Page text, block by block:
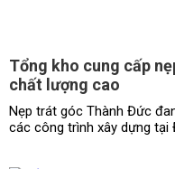
Tổng kho cung cấp
chất lượng cao
Nẹp trát góc Thành Đức
các công trình xây dựng tại